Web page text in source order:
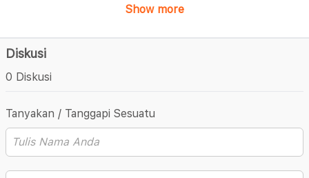
Show more
Diskusi
0 Diskusi
Tanyakan / Tanggapi Sesuatu